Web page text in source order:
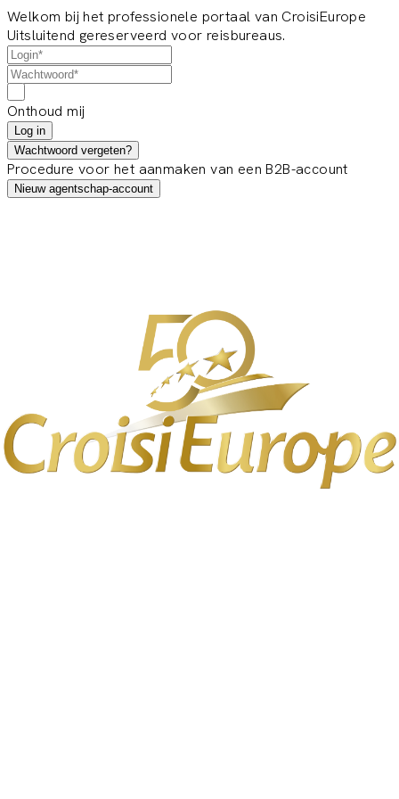
Welkom bij het professionele portaal van CroisiEurope
Uitsluitend gereserveerd voor reisbureaus.
Onthoud mij
Log in
Wachtwoord vergeten?
Procedure voor het aanmaken van een B2B-account
Nieuw agentschap-account